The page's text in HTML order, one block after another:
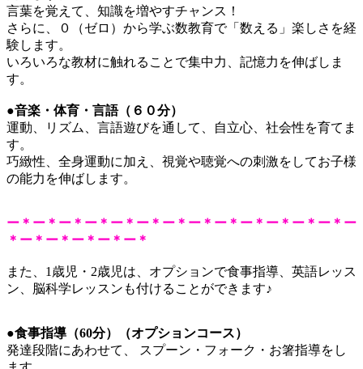
言葉を覚えて、知識を増やすチャンス！
さらに、０（ゼロ）から学ぶ数教育で「数える」楽しさを経
験します。
いろいろな教材に触れることで集中力、記憶力を伸ばしま
す。
●音楽・体育・言語（６０分）
運動、リズム、言語遊びを通して、自立心、社会性を育てま
す。
巧緻性、全身運動に加え、視覚や聴覚への刺激をしてお子様
の能力を伸ばします。
ー＊ー＊ー＊ー＊ー＊ー＊ー＊ー＊ー＊ー＊ー＊ー＊ー＊ー
＊ー＊ー＊ー＊ー＊ー＊
また、1歳児・2歳児は、オプションで食事指導、英語レッス
ン、脳科学レッスンも付けることができます♪
●食事指導（60分）（オプションコース）
発達段階にあわせて、 スプーン・フォーク・お箸指導をし